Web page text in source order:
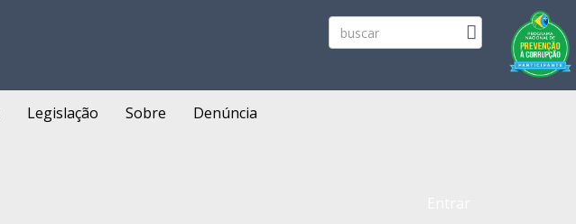
Legislação Sobre Denúncia